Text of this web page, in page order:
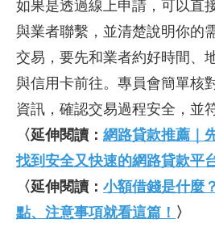
如果是透過線上申請，可以直
與業者聯繫，並清楚說明你的
交易，要先和業者約好時間、
與信用卡前往。專員會簡單核
資訊，確認交易過程安全，並
〈延伸閱讀： 網路貸款推薦｜
找到安全又快速的網路貸款平
〈延伸閱讀： 小額借錢是什麼
點、注意事項就看這篇！ 〉